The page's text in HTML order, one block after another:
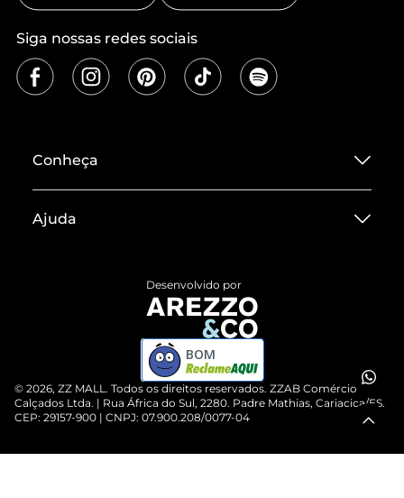
Siga nossas redes sociais
Conheça
Termos de Uso
Cartão Presente
Ajuda
Compre pelo WhatsApp
© 2026, ZZ MALL. Todos os direitos reservados. ZZAB Comércio de
Calçados Ltda. | Rua África do Sul, 2280. Padre Mathias, Cariacica/ES.
CEP: 29157-900 | CNPJ: 07.900.208/0077-04
Desenvolvido por
BOM